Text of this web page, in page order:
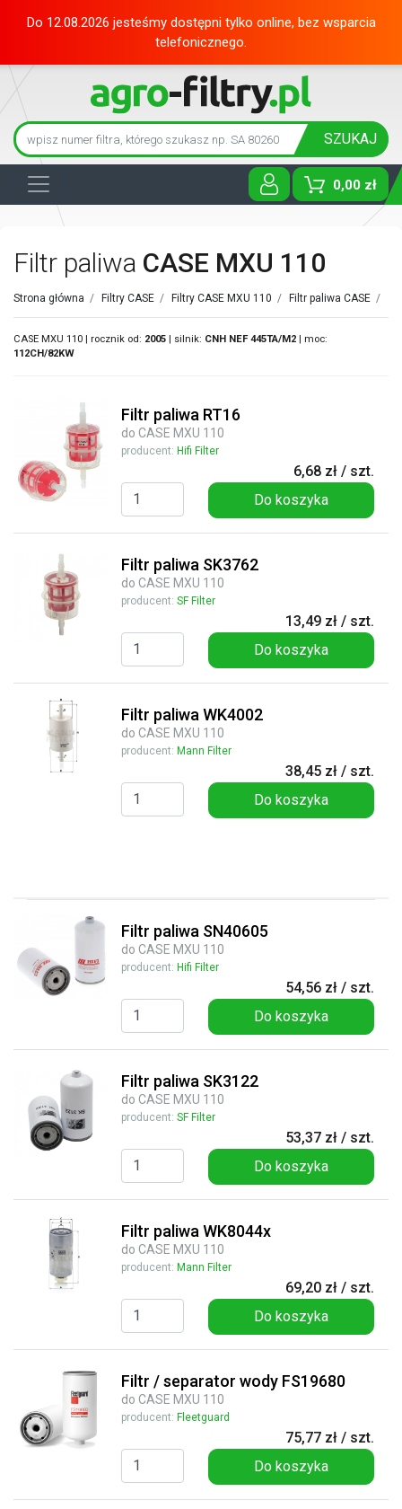
Do 12.08.2026 jesteśmy dostępni tylko online, bez wsparcia
telefonicznego.
SZUKAJ
0,00 zł
Toggle
Filtr paliwa CASE MXU 110
Strona główna / Filtry CASE / Filtry CASE MXU 110 / Filtr paliwa CASE /
CASE MXU 110 | rocznik od: 2005 | silnik: CNH NEF 445TA/M2 | moc:
112CH/82KW
Filtr paliwa RT16
do CASE MXU 110
producent: Hifi Filter
6,68 zł / szt.
Do koszyka
Filtr paliwa SK3762
do CASE MXU 110
producent: SF Filter
13,49 zł / szt.
Do koszyka
Filtr paliwa WK4002
do CASE MXU 110
producent: Mann Filter
38,45 zł / szt.
Do koszyka
Filtr paliwa SN40605
do CASE MXU 110
producent: Hifi Filter
54,56 zł / szt.
Do koszyka
Filtr paliwa SK3122
do CASE MXU 110
producent: SF Filter
53,37 zł / szt.
Do koszyka
Filtr paliwa WK8044x
do CASE MXU 110
producent: Mann Filter
69,20 zł / szt.
Do koszyka
Filtr / separator wody FS19680
do CASE MXU 110
producent: Fleetguard
75,77 zł / szt.
Do koszyka